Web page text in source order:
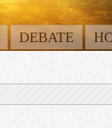
DEBATE